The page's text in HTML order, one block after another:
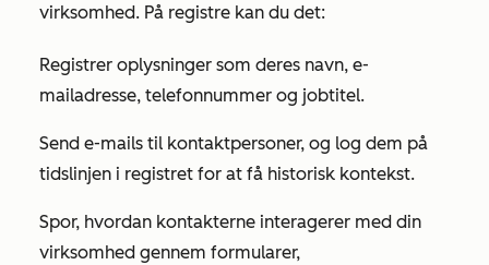
virksomhed. På registre kan du det:
Registrer oplysninger som deres navn, e-
mailadresse, telefonnummer og jobtitel.
Send e-mails til kontaktpersoner, og log dem på
tidslinjen i registret for at få historisk kontekst.
Spor, hvordan kontakterne interagerer med din
virksomhed gennem formularer,